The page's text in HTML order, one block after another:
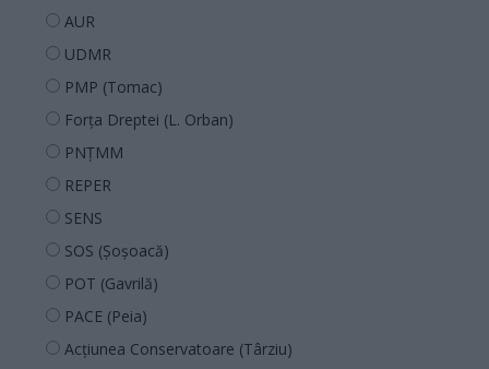
AUR
UDMR
PMP (Tomac)
Forța Dreptei (L. Orban)
PNȚMM
REPER
SENS
SOS (Șoșoacă)
POT (Gavrilă)
PACE (Peia)
Acțiunea Conservatoare (Târziu)